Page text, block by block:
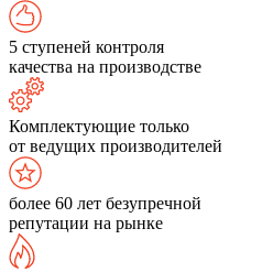
5 ступеней контроля
качества на производстве
Комплектующие только
от ведущих производителей
более 60 лет безупречной
репутации на рынке